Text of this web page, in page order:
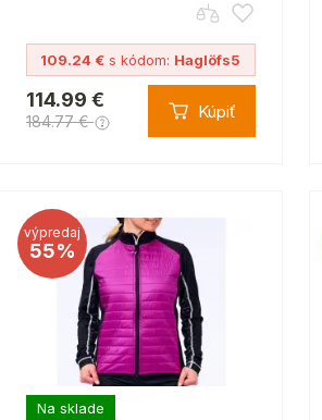
109.24 € s kódom: Haglöfs5
114.99 €
184.77 € Kúpiť
výpredaj
55%
Na sklade